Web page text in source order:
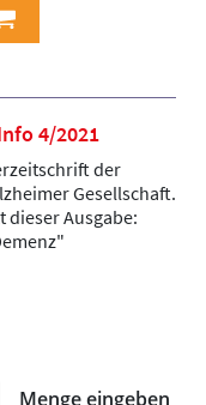
4/2021
der
Gesellschaft.
dieser Ausgabe:
Menge eingeben